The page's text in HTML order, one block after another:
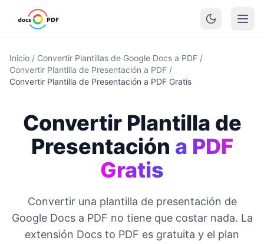
Inicio / Convertir Plantillas de Google Docs a PDF /
Convertir Plantilla de Presentación a PDF /
Convertir Plantilla de Presentación a PDF Gratis
Convertir Plantilla de
Presentación a PDF
Gratis
Convertir una plantilla de presentación de
Google Docs a PDF no tiene que costar nada. La
extensión Docs to PDF es gratuita y el plan